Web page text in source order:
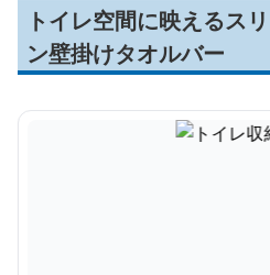
トイレ空間に映えるス
ン壁掛けタオルバー